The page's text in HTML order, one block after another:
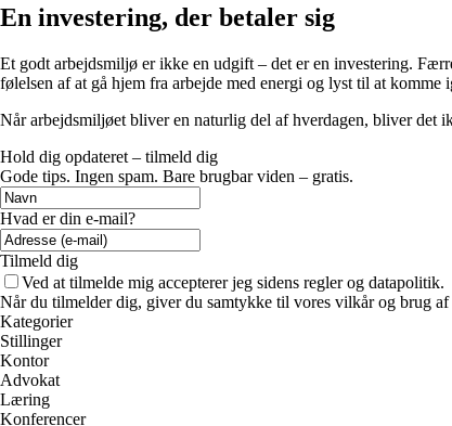
En investering, der betaler sig
Et godt arbejdsmiljø er ikke en udgift – det er en investering.
følelsen af at gå hjem fra arbejde med energi og lyst til at komme
Når arbejdsmiljøet bliver en naturlig del af hverdagen, bliver det
Hold dig opdateret – tilmeld dig
Gode tips. Ingen spam. Bare brugbar viden – gratis.
Hvad er din e-mail?
Tilmeld dig
Ved at tilmelde mig accepterer jeg sidens regler og datapolitik.
Når du tilmelder dig, giver du samtykke til vores vilkår og brug
Kategorier
Stillinger
Kontor
Advokat
Læring
Konferencer